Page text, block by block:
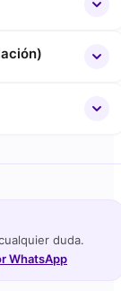
duda.
WhatsApp